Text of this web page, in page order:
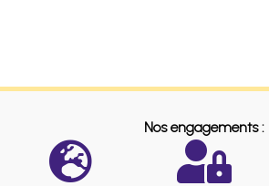
Nos engagements :